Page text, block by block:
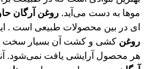
ای در بین محصولات طبیعی است .
روغنکشی و کشت آن بسیار سخت
هر محصول آرایشی یافت نمی‌شود.
آرگان
ضد پیری است و برایموهای
پوست سر و ساقه موها را به راحتی